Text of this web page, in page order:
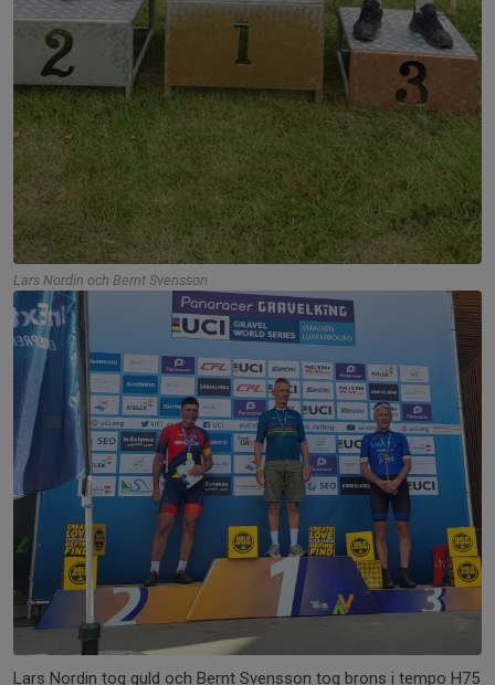
Lars Nordin och Bernt Svensson
Lars Nordin tog guld och Bernt Svensson tog brons i tempo H75